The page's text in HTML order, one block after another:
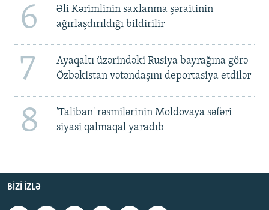
6
Əli Kərimlinin saxlanma şəraitinin
ağırlaşdırıldığı bildirilir
7
Ayaqaltı üzərindəki Rusiya bayrağına görə
Özbəkistan vətəndaşını deportasiya etdilər
8
'Taliban' rəsmilərinin Moldovaya səfəri
siyasi qalmaqal yaradıb
BIZI IZLƏ